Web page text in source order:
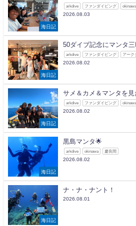
海日記
arkdive ファンダイビング okinawa
2026.08.03
海日記
50ダイブ記念にマンタ三
arkdive ファンダイビング アーク
2026.08.02
海日記
サメ＆カメ＆マンタを見
arkdive ファンダイビング okinawa
2026.08.02
海日記
黒島マンタ🌟
arkdive okinawa 慶良間
2026.08.02
海日記
ナ・ナ・ナント！
2026.08.01